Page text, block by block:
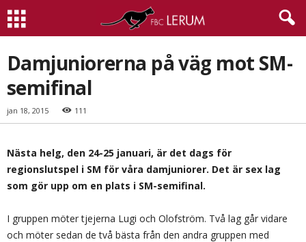
Damjuniorerna på väg mot SM-
semifinal
jan 18, 2015 111
Nästa helg, den 24-25 januari, är det dags för
regionslutspel i SM för våra damjuniorer. Det är sex lag
som gör upp om en plats i SM-semifinal.
I gruppen möter tjejerna Lugi och Olofström. Två lag går vidare
och möter sedan de två bästa från den andra gruppen med